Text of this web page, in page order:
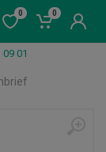
0 0
09 01